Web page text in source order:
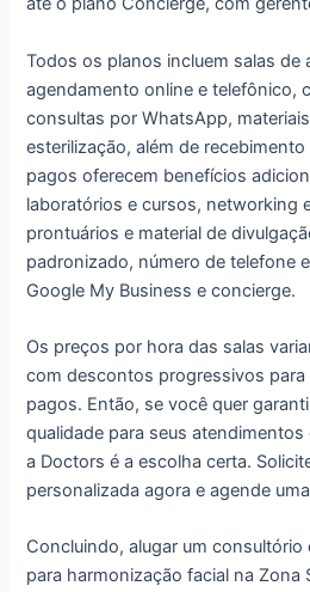
Todos os planos incluem salas de
agendamento online e telefônico,
consultas por WhatsApp,
esterilização, além de
pagos oferecem benefícios
laboratórios e cursos, networking
prontuários e material de
padronizado, número de telefone
Google My Business e concierge.
Os preços por hora das salas
com descontos progressivos
pagos. Então, se você quer
qualidade para seus
a Doctors é a escolha certa.
personalizada agora e agende
Concluindo, alugar um
para harmonização facial na Zona